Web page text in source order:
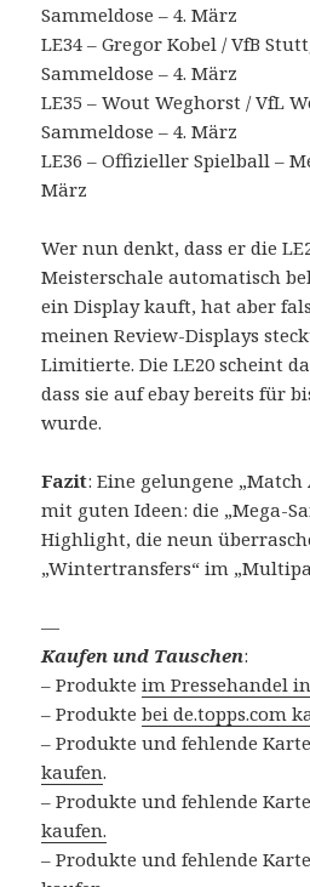
Sammeldose – 4. März
LE34 – Gregor Kobel / VfB
Sammeldose – 4. März
LE35 – Wout Weghorst / VfL
Sammeldose – 4. März
LE36 – Offizieller Spielball –
März
Wer nun denkt, dass er die
Meisterschale automatisch
ein Display kauft, hat aber
meinen Review-Displays
Limitierte. Die LE20 scheint
dass sie auf ebay bereits für
wurde.
Fazit: Eine gelungene
mit guten Ideen: die „Mega-
Highlight, die neun
„Wintertransfers“ im
—
Kaufen und Tauschen:
– Produkteim Pressehandel
– Produktebei de.topps.com
– Produkte und fehlende
kaufen.
– Produkte und fehlende
kaufen.
– Produkte und fehlende